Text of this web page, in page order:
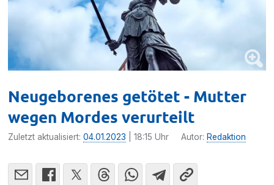
Neugeborenes getötet - Mutter
wegen Mordes verurteilt
Zuletzt aktualisiert:04.01.2023 | 18:15 Uhr Autor: Redaktion